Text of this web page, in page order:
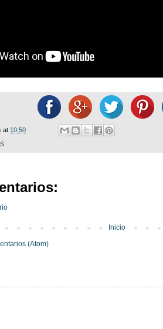
at 10:50
Inicio
(Atom)